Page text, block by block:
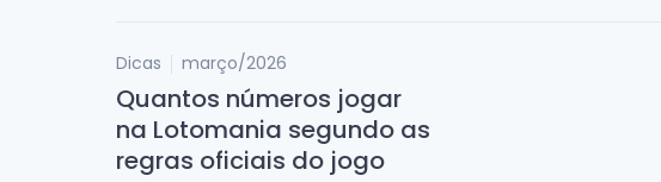
Dicas março/2026
Quantos números jogar
na Lotomania segundo as
regras oficiais do jogo